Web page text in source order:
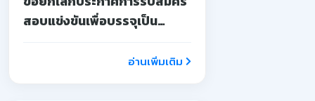
สอบแข่งขันเพื่อบรรจุเป็น
อ่านเพิ่มเติม